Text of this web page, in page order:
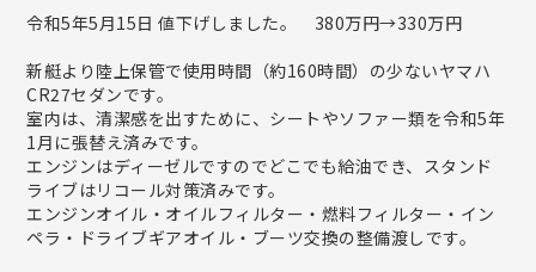
令和5年5月15日 値下げしました。 380万円→330万円
新艇より陸上保管で使用時間（約160時間）の少ないヤマハ
CR27セダンです。
室内は、清潔感を出すために、シートやソファー類を令和5年
1月に張替え済みです。
エンジンはディーゼルですのでどこでも給油でき、スタンド
ライブはリコール対策済みです。
エンジンオイル・オイルフィルター・燃料フィルター・イン
ペラ・ドライブギアオイル・ブーツ交換の整備渡しです。